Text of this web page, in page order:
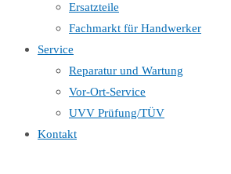
Ersatzteile
Fachmarkt für Handwerker
Service
Reparatur und Wartung
Vor-Ort-Service
UVV Prüfung/TÜV
Kontakt